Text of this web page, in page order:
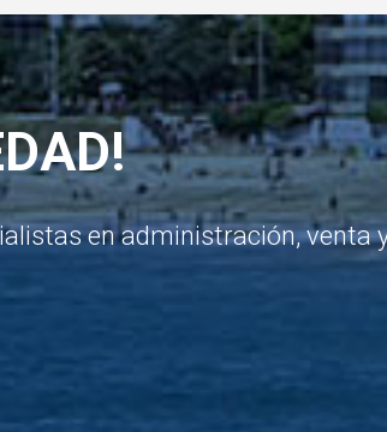
en administración, venta